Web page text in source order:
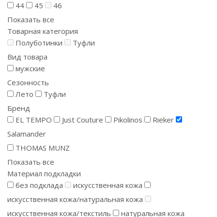
44
45
46
Показать все
Товарная категория
Полуботинки
Туфли
Вид товара
мужские
Сезонность
Лето
Туфли
Бренд
EL TEMPO
Just Couture Pikolinos
Rieker
Salamander
THOMAS MUNZ
Показать все
Материал подкладки
без подклада
искусственная кожа
искусственная кожа/натуральная кожа
искусственная кожа/текстиль
натуральная кожа